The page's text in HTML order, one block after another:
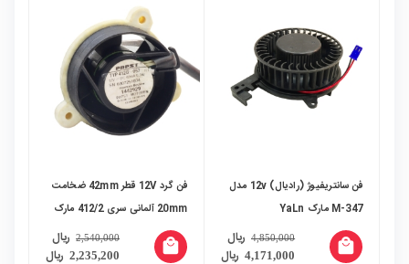
فن سانتریفیوژ (رادیال) 12v مدل
M-347 مارک YaLn
4,171,000 ریال
4,850,000 ریال local_mall
فن گرد 12V قطر 42mm ضخامت
20mm آلمانی سری 412/2 مارک
PAPST
2,235,200 ریال
2,540,000 ریال local_mall